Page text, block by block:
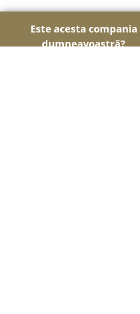
Este acesta compania
dumneavoastră?